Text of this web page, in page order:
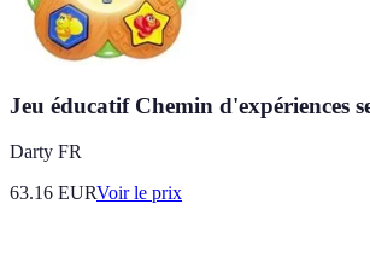
Jeu éducatif Chemin d'expériences
Darty FR
63.16 EURVoir le prix